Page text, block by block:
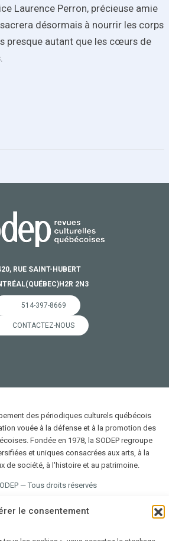
le consentement
Laurence Perron, précieuse amie
désormais à nourrir les corps
presque autant que les cœurs de
RUE SAINT-HUBERT
(QUÉBEC)H2R 2N3
514-397-8669
CONTACTEZ-NOUS
des périodiques culturels québécois
vouée à la défense et à la promotion des
Fondée en 1978, la SODEP regroupe
et uniques consacrées aux arts, à la
de société, à l'histoire et au patrimoine.
— Tous droits réservés